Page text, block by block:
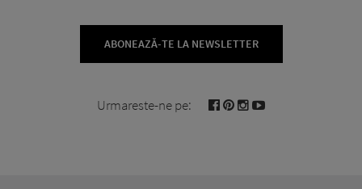
ABONEAZĂ-TE LA NEWSLETTER
Urmareste-ne pe: